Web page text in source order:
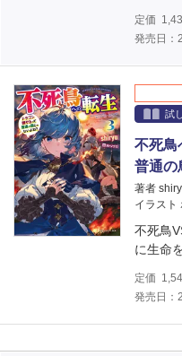
定価
発売日：
試
不死鳥
普通の
著者
イラスト
不死鳥
に生命
定価
発売日：